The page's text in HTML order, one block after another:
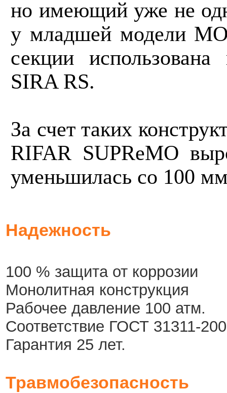
но имеющий уже не
у младшей модели
секции
SIRA RS.
За счет таких
RIFAR SUPReMO
уменьшилась со 100
Надежность
100 % защита от коррозии
Монолитная конструкция
Рабочее давление 100 атм.
Соответствие ГОСТ 31311-
Гарантия 25 лет.
Травмобезопасность